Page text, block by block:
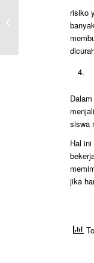
risiko
siswa
Hal
jika
Info UTBK 2022